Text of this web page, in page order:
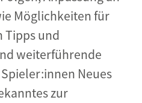
Möglichkeiten für
Tipps und
weiterführende
Neues
zur